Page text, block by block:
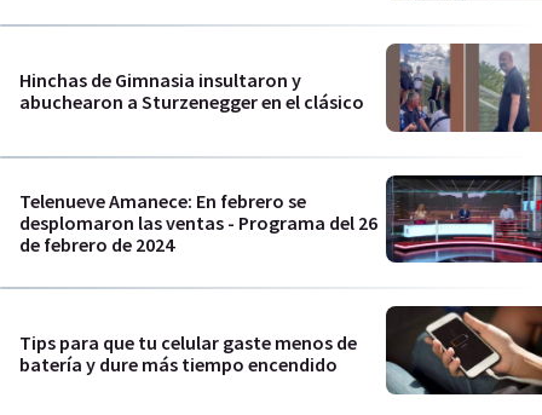
Hinchas de Gimnasia insultaron y
abuchearon a Sturzenegger en el clásico
Telenueve Amanece: En febrero se
desplomaron las ventas - Programa del 26
de febrero de 2024
Tips para que tu celular gaste menos de
batería y dure más tiempo encendido